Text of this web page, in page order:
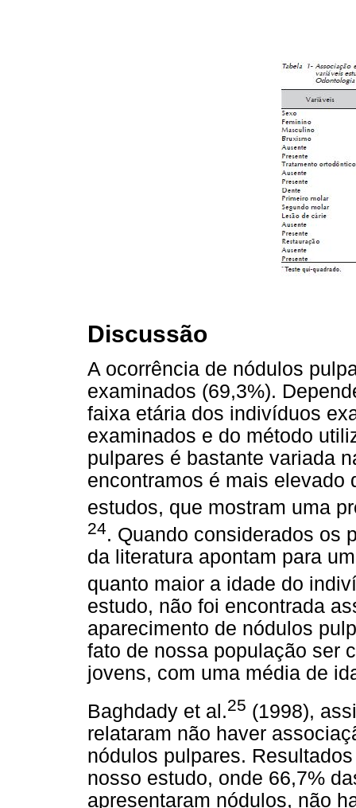
Discussão
A ocorrência de nódulos
examinados (69,3%).
faixa etária dos indivíduos
examinados e do método
pulpares é bastante variada
encontramos é mais elevado
estudos, que mostram uma
24. Quando considerados os
da literatura apontam para
quanto maior a idade do
estudo, não foi encontrada
aparecimento de nódulos
fato de nossa população ser
jovens, com uma média de
Baghdady et al.25 (1998),
relataram não haver
nódulos pulpares.
nosso estudo, onde 66,7%
apresentaram nódulos, não